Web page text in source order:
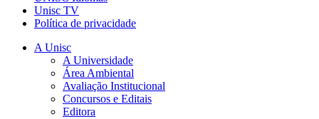
Unisc TV
Política de privacidade
A Unisc
A Universidade
Área Ambiental
Avaliação Institucional
Concursos e Editais
Editora